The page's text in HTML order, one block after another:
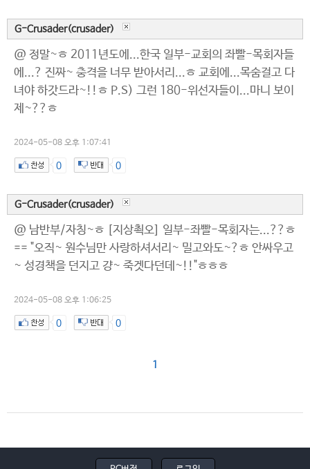
G-Crusader(crusader)
@ 정말~ㅎ 2011년도에...한국 일부-교회의 좌빨-목회자들
에...? 진짜~ 충격을 너무 받아서리...ㅎ 교회에...목숨걸고 다
녀야 하갓드라~!!ㅎ P.S) 그런 180-위선자들이...마니 보이
제~??ㅎ
2024-05-08 오후 1:07:41
0 0
G-Crusader(crusader)
@ 남반부/자칭~ㅎ [지상쵝오] 일부-좌빨-목회자는...??ㅎ
== "오직~ 원수님만 사랑하셔서리~ 밀고와도~?ㅎ 안싸우고
~ 성경책을 던지고 걍~ 죽겟다던데~!!"ㅎㅎㅎ
2024-05-08 오후 1:06:25
0 0
1